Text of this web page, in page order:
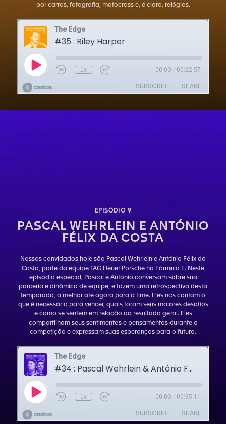
por carros, fotografia, motocross e, é claro, relógios.
EPISÓDIO 9
PASCAL WEHRLEIN E ANTÓNIO
FÉLIX DA COSTA
Nossos convidados hoje são Pascal Wehrlein e António Félix da
Costa, parte da equipe TAG Heuer Porsche na Fórmula E. Neste
episódio especial, Pascal e António conversam sobre sua
parceria e dinâmica de equipe, e fazem uma retrospectiva desta
temporada, a melhor até agora para o time. Eles nos contam o
que é necessário para vencer, quais foram seus maiores desafios
e como se sentem em relação ao resultado geral. Eles
compartilham seus sentimentos e pensamentos durante a
competição e expressam suas esperanças para o futuro.